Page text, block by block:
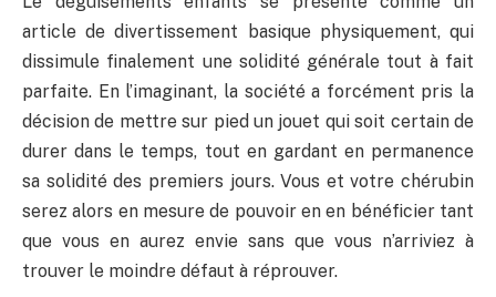
article de divertissement basique physiquement, qui
dissimule finalement une solidité générale tout à fait
parfaite. En l’imaginant, la société a forcément pris la
décision de mettre sur pied un jouet qui soit certain de
durer dans le temps, tout en gardant en permanence
sa solidité des premiers jours. Vous et votre chérubin
serez alors en mesure de pouvoir en en bénéficier tant
que vous en aurez envie sans que vous n’arriviez à
trouver le moindre défaut à réprouver.